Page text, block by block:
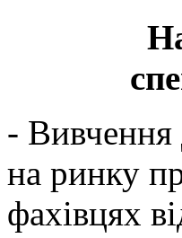
- Вивчення
на ринку
фахівцях